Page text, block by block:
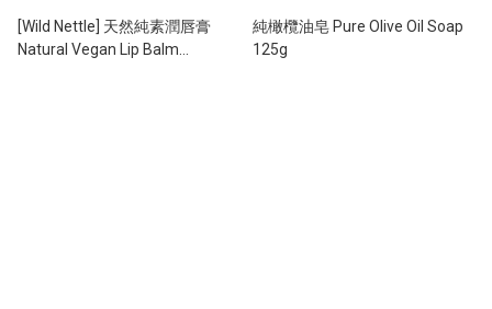
[Wild Nettle] 天然純素潤唇膏
Natural Vegan Lip Balm
純橄欖油皂 Pure Olive Oil Soap
125g